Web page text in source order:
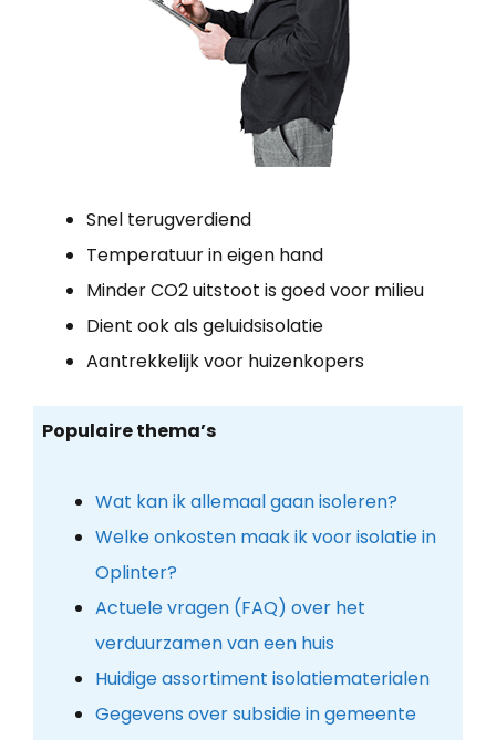
Snel terugverdiend
Temperatuur in eigen hand
Minder CO2 uitstoot is goed voor milieu
Dient ook als geluidsisolatie
Aantrekkelijk voor huizenkopers
Populaire thema’s
Wat kan ik allemaal gaan isoleren?
Welke onkosten maak ik voor isolatie in
Oplinter?
Actuele vragen (FAQ) over het
verduurzamen van een huis
Huidige assortiment isolatiematerialen
Gegevens over subsidie in gemeente